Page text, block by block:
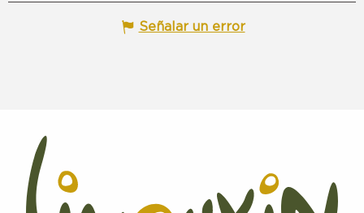
Señalar un error